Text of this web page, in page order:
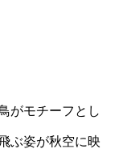
がモチーフとし
ぶ姿が秋空に映